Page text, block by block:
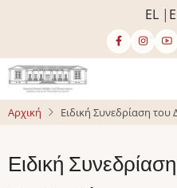
κυρίως
περιεχόμενο
EL
Αρχική Ειδική Συνεδρίαση του
Ειδική